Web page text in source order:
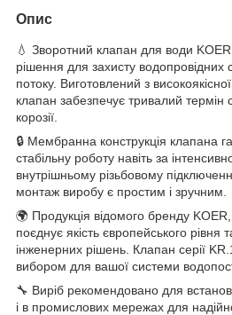
Опис
💧 Зворотний клапан для води
рішення для захисту водопровідних
потоку. Виготовлений з
клапан забезпечує тривалий термін
корозії.
🔒 Мембранна конструкція клапана
стабільну роботу навіть за
внутрішньому різьбовому
монтаж виробу є простим і зручним.
🌍 Продукція відомого бренду KOER,
поєднує якість європейського рівня
інженерних рішень. Клапан серії
вибором для вашої системи
🔧 Виріб рекомендовано для
і в промислових мережах для